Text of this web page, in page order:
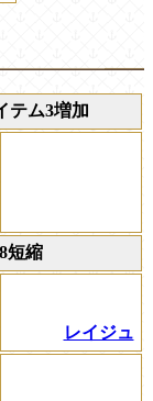
テム3増加
短縮
レイジュ